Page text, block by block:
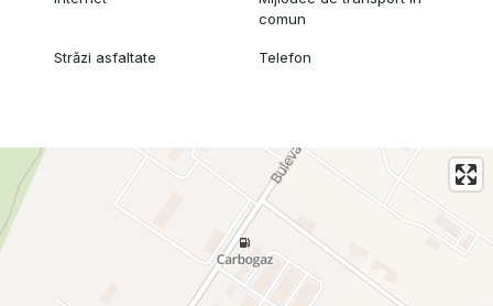
comun
Străzi asfaltate Telefon